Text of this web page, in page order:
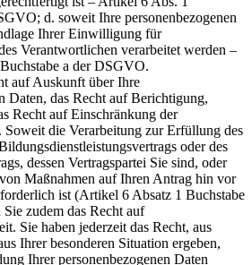
d. soweit Ihre personenbezogenen
Ihrer Einwilligung für
Verantwortlichen verarbeitet werden –
a der DSGVO.
auf Auskunft über Ihre
Daten, das Recht auf Berichtigung,
Recht auf Einschränkung der
Soweit die Verarbeitung zur Erfüllung des
oder des
dessen Vertragspartei Sie sind, oder
Maßnahmen auf Ihren Antrag hin vor
ist (Artikel 6 Absatz 1 Buchstabe
zudem das Recht auf
Sie haben jederzeit das Recht, aus
Ihrer besonderen Situation ergeben,
Ihrer personenbezogenen Daten